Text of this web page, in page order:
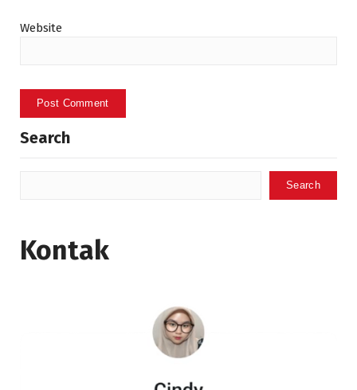
Website
Search
Search
Kontak